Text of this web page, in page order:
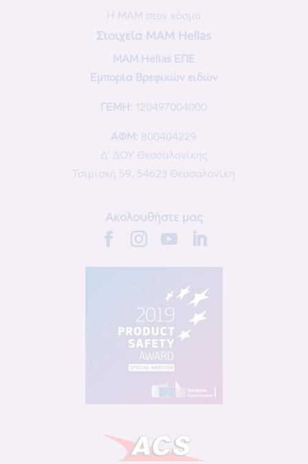
Η MAM στον κόσμο
Στοιχεία ΜΑΜ Hellas
MAM Hellas ΕΠΕ
Εμπορία Βρεφικών ειδών
ΓΕΜΗ: 120497004000
ΑΦΜ: 800404229
Δ’ ΔΟΥ Θεσσαλονίκης
Τσιμισκή 59, 54623 Θεσσαλονίκη
Ακολουθήστε μας